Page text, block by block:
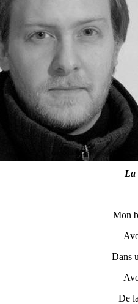
La
Mon
Dans
De